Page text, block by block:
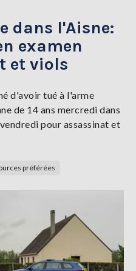
dans l'Aisne:
examen
et viols
d'avoir tué à l'arme
de 14 ans mercredi dans
pour assassinat et
préférées